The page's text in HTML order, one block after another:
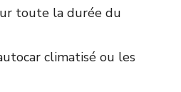
toute la durée du
climatisé ou les